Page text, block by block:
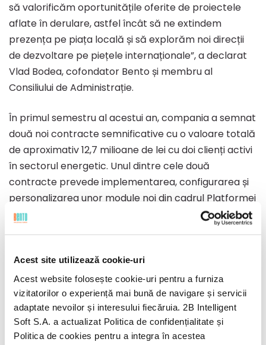
Acest site utilizează cookie-uri
Acest website folosește cookie-uri pentru a furniza
vizitatorilor o experiență mai bună de navigare și servicii
adaptate nevoilor și interesului fiecăruia. 2B Intelligent
Soft S.A. a actualizat Politica de confidențialitate și
Politica de cookies pentru a integra în acestea
să valorificăm oportunitățile oferite de proiectele
aflate în derulare, astfel încât să ne extindem
prezența pe piața locală și să explorăm noi direcții
de dezvoltare pe piețele internaționale”, a declarat
Vlad Bodea, cofondator Bento și membru al
Consiliului de Administrație.
În primul semestru al acestui an, compania a semnat
două noi contracte semnificative cu o valoare totală
de aproximativ 12,7 milioane de lei cu doi clienți activi
în sectorul energetic. Unul dintre cele două
contracte prevede implementarea, configurarea și
personalizarea unor module noi din cadrul Platformei
Bento alături de completarea configurărilor și
customizărilor modulelor deja implementate la
urmează, Bento își propune să promoveze activ
platforma proprie putând astfel, să valorifice mai
eficient cererea tot mai crescută pentru soluții
informatice complexe și nevoia de personalizare a
acestora, adaptate la cerințele specifice ale